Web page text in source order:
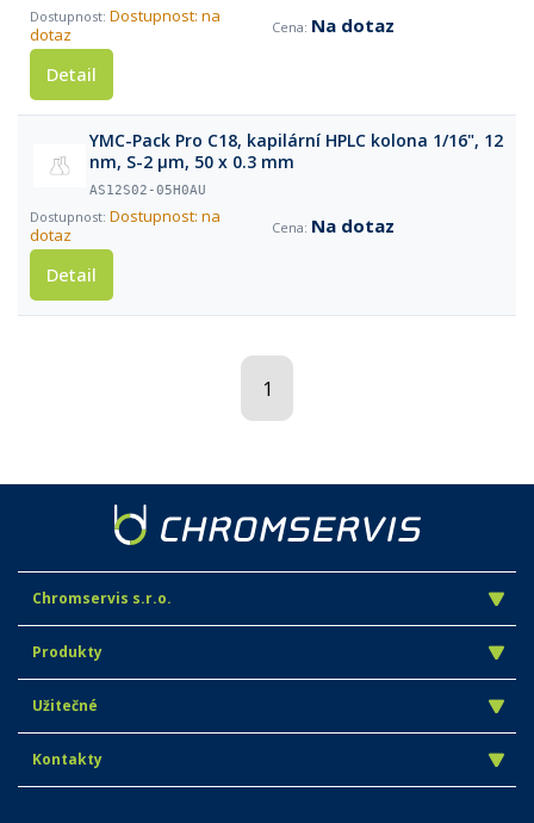
Dostupnost: na
dotaz
Na dotaz
Detail
YMC-Pack Pro C18, kapilární HPLC kolona 1/16", 12
nm, S-2 µm, 50 x 0.3 mm
AS12S02-05H0AU
Dostupnost: na
dotaz
Na dotaz
Detail
1
Chromservis s.r.o.
Produkty
Užitečné
Kontakty